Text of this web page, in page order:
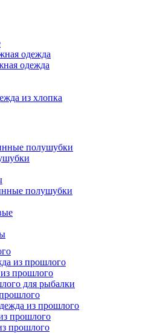
одежда
одежда
из хлопка
полушубки
полушубки
из прошлого
прошлого
для рыбалки
из прошлого
прошлого
прошлого